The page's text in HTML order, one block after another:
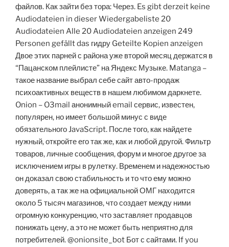
файлов. Как зайти без тора: Через. Es gibt derzeit keine
Audiodateien in dieser Wiedergabeliste 20
Audiodateien Alle 20 Audiodateien anzeigen 249
Personen gefällt das гидру Geteilte Kopien anzeigen
Двое этих парней с района уже второй месяц держатся в
“Пацанском плейлисте” на Яндекс Музыке. Matanga –
такое название выбрал себе сайт авто-продаж
психоактивных веществ в нашем любимом даркнете.
Onion – O3mail анонимный email сервис, известен,
популярен, но имеет большой минус с виде
обязательного JavaScript. После того, как найдете
нужный, откройте его так же, как и любой другой. Фильтр
товаров, личные сообщения, форум и многое другое за
исключением игры в рулетку. Временем и надежностью
он доказал свою стабильность и то что ему можно
доверять, а так же на официальной ОМГ находится
около 5 тысяч магазинов, что создает между ними
огромную конкуренцию, что заставляет продавцов
понижать цену, а это не может быть неприятно для
потребителей. @onionsite_bot Бот с сайтами. If you